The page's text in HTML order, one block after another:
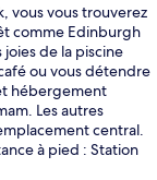
vous vous trouverez
comme Edinburgh
de la piscine
ou vous détendre
hébergement
Les autres
central.
à pied : Station
tramway